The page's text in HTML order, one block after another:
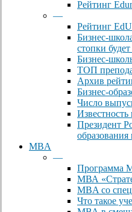
Рейтинг
—
Рейтинг
Бизнес-
стопки
Бизнес-
ТОП
Архив
Бизнес-
Число
Президент
MBA
—
Программа
МВА
MBA со
Что такое